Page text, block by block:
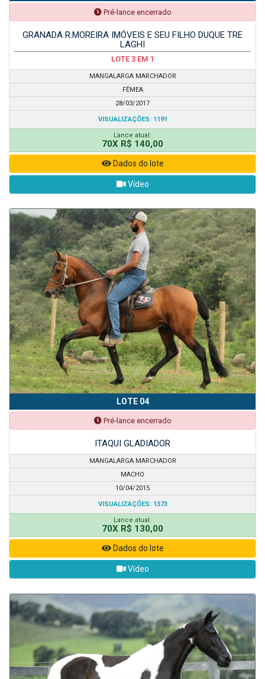
Pré-lance encerrado
GRANADA R.MOREIRA IMÓVEIS E SEU FILHO DUQUE TRE
LAGHI
LOTE 3 EM 1
MANGALARGA MARCHADOR
FÊMEA
28/03/2017
VISUALIZAÇÕES: 1191
Lance atual:
70X R$ 140,00
Dados do lote
Vídeo
LOTE 04
Pré-lance encerrado
ITAQUI GLADIADOR
MANGALARGA MARCHADOR
MACHO
10/04/2015
VISUALIZAÇÕES: 1373
Lance atual:
70X R$ 130,00
Dados do lote
Vídeo